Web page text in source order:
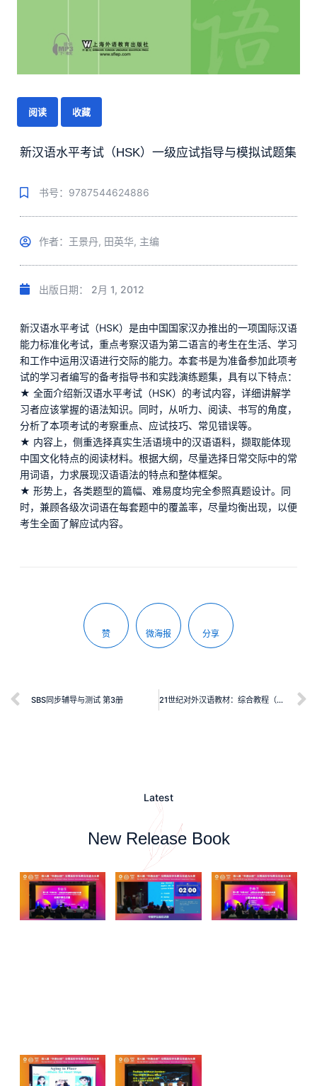
阅读 收藏
新汉语水平考试（HSK）一级应试指导与模拟试题集
书号：9787544624886
作者：王景丹, 田英华, 主编
出版日期： 2月 1, 2012
新汉语水平考试（HSK）是由中国国家汉办推出的一项国际汉语
能力标准化考试，重点考察汉语为第二语言的考生在生活、学习
和工作中运用汉语进行交际的能力。本套书是为准备参加此项考
试的学习者编写的备考指导书和实践演练题集，具有以下特点：
★ 全面介绍新汉语水平考试（HSK）的考试内容，详细讲解学
习者应该掌握的语法知识。同时，从听力、阅读、书写的角度，
分析了本项考试的考察重点、应试技巧、常见错误等。
★ 内容上，侧重选择真实生活语境中的汉语语料，撷取能体现
中国文化特点的阅读材料。根据大纲，尽量选择日常交际中的常
用词语，力求展现汉语语法的特点和整体框架。
★ 形势上，各类题型的篇幅、难易度均完全参照真题设计。同
时，兼顾各级次词语在每套题中的覆盖率，尽量均衡出现，以便
考生全面了解应试内容。
赞 微海报 分享
SBS同步辅导与测试 第3册 21世纪对外汉语教材：综合教程（5）
Latest
New Release Book